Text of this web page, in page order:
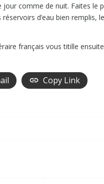
jour comme de nuit. Faites le
d’eau bien remplis,
français vous titille
Copy Link